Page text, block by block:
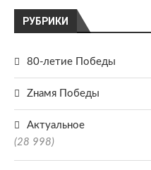
РУБРИКИ
80-летие Победы
Zнамя Победы
Актуальное
(28 998)